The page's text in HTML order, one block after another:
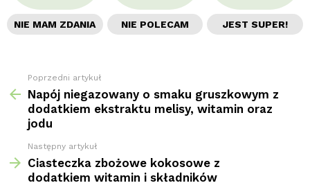
NIE MAM ZDANIA NIE POLECAM JEST SUPER!
Zobacz
więcej
Poprzedni artykuł
Napój niegazowany o smaku gruszkowym z
dodatkiem ekstraktu melisy, witamin oraz
jodu
Następny artykuł
Ciasteczka zbożowe kokosowe z
dodatkiem witamin i składników